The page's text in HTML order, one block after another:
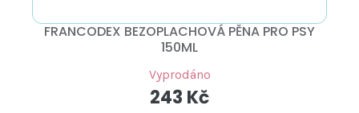
FRANCODEX BEZOPLACHOVÁ PĚNA PRO PSY
150ML
Vyprodáno
243 Kč